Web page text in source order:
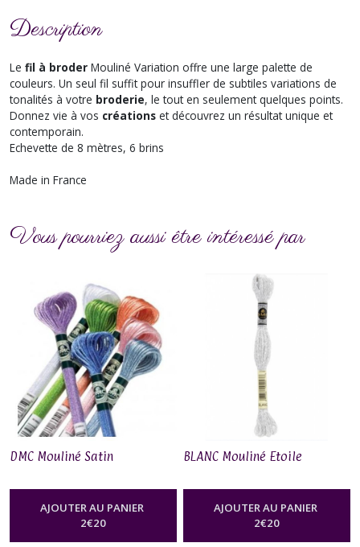
Description
Le fil à broder Mouliné Variation offre une large palette de
couleurs. Un seul fil suffit pour insuffler de subtiles variations de
tonalités à votre broderie, le tout en seulement quelques points.
Donnez vie à vos créations et découvrez un résultat unique et
contemporain.
Echevette de 8 mètres, 6 brins
Made in France
Vous pourriez aussi être intéressé par
DMC Mouliné Satin
AJOUTER AU PANIER
2€20
BLANC Mouliné Etoile
AJOUTER AU PANIER
2€20